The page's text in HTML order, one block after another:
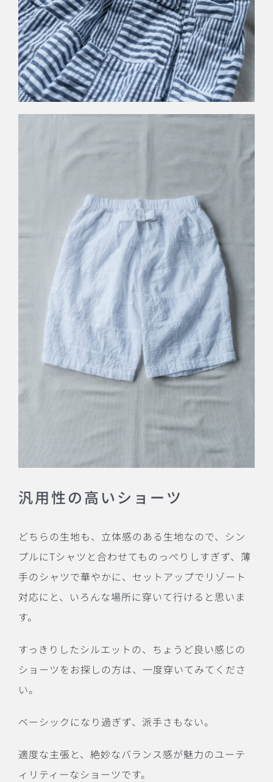
汎用性の高いショーツ
どちらの生地も、立体感のある生地なので、シン
プルにTシャツと合わせてものっぺりしすぎず、薄
手のシャツで華やかに、セットアップでリゾート
対応にと、いろんな場所に穿いて行けると思いま
す。
すっきりしたシルエットの、ちょうど良い感じの
ショーツをお探しの方は、一度穿いてみてくださ
い。
ベーシックになり過ぎず、派手さもない。
適度な主張と、絶妙なバランス感が魅力のユーテ
ィリティーなショーツです。